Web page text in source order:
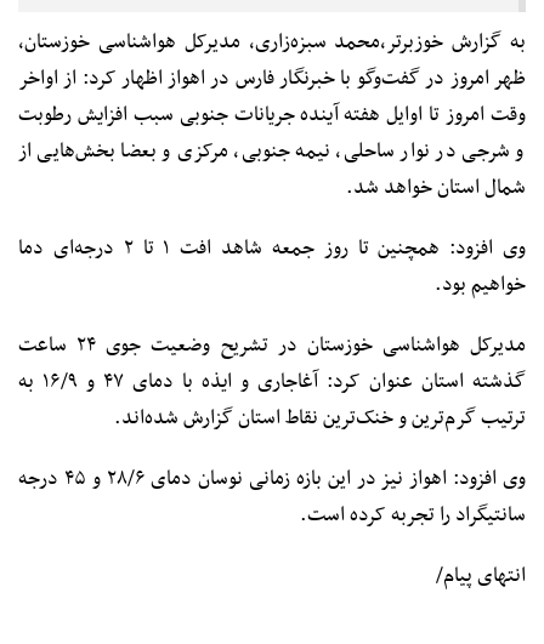
به گزارش خوزبرتر،محمد سبزه‌زاری، مدیرکل هواشناسی خوزستان،
ظهر امروز در گفت‌وگو با خبرنگار فارس در اهواز اظهار کرد: از اواخر
وقت امروز تا اوایل هفته آینده جریانات جنوبی سبب افزایش رطوبت
و شرجی در نوار ساحلی، نیمه جنوبی، مرکزی و بعضا بخش‌هایی از
شمال استان خواهد شد.
وی افزود: همچنین تا روز جمعه شاهد افت ۱ تا ۲ درجه‌ای دما
خواهیم بود.
مدیرکل هواشناسی خوزستان در تشریح وضعیت جوی ۲۴ ساعت
گذشته استان عنوان کرد: آغاجاری و ایذه با دمای ۴۷ و ۱۶/۹ به
ترتیب گرم‌ترین و خنک‌ترین نقاط استان گزارش شده‌اند.
وی افزود: اهواز نیز در این بازه زمانی نوسان دمای ۲۸/۶ و ۴۵ درجه
سانتیگراد را تجربه کرده است.
انتهای پیام/